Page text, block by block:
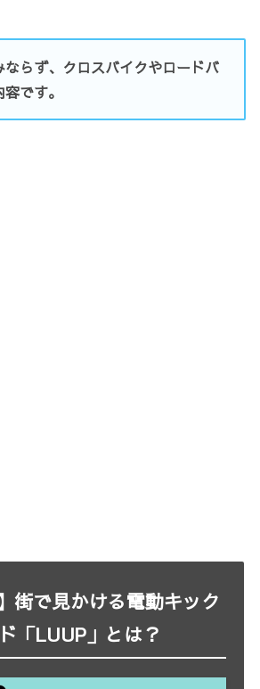
らず、クロスバイクやロードバ
です。
街で見かける電動キック
「LUUP」とは？